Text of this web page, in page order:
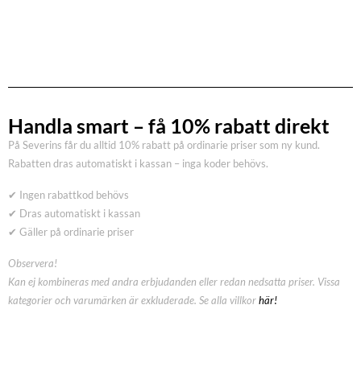
Handla smart – få 10% rabatt direkt
På Severins får du alltid 10% rabatt på ordinarie priser som ny kund.
Rabatten dras automatiskt i kassan – inga koder behövs.
✔ Ingen rabattkod behövs
✔ Dras automatiskt i kassan
✔ Gäller på ordinarie priser
Observera!
Kan ej kombineras med andra erbjudanden eller redan nedsatta priser. Vissa
kategorier och varumärken är exkluderade. Se alla villkorhär!